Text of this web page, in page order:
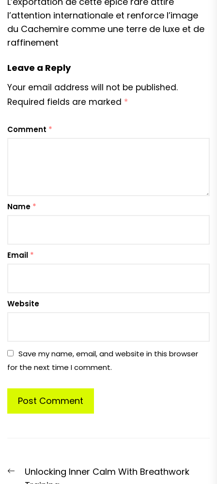
l’attention internationale et renforce l’image
du Cachemire comme une terre de luxe et de
raffinement
Leave a Reply
Your email address will not be published.
Required fields are marked *
Comment *
Name *
Email *
Website
Save my name, email, and website in this browser
for the next time I comment.
navigation
PreviousUnlocking Inner Calm With Breathwork